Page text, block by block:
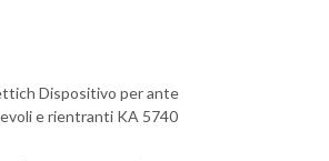
Dispositivo per ante
e rientranti KA 5740